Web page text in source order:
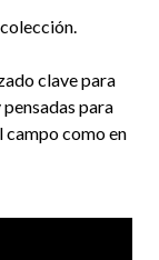
clave para
para
como en